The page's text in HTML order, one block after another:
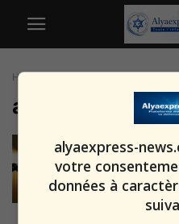
Home
arrestations
Rav
enrôler
alxprss_sab
alyaexpress-
votre
données à